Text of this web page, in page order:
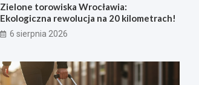
Zielone torowiska Wrocławia:
Ekologiczna rewolucja na 20 kilometrach!
6 sierpnia 2026